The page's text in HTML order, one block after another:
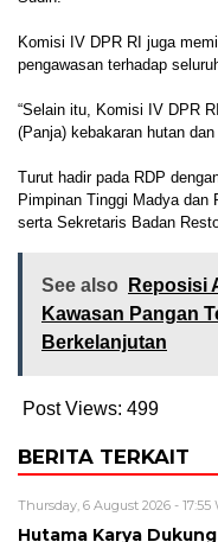
Komisi IV DPR RI juga
pengawasan terhadap
“Selain itu, Komisi IV DPR
(Panja) kebakaran hutan dan
Turut hadir pada RDP
Pimpinan Tinggi Madya dan
serta Sekretaris Badan
See also
Reposisi
Kawasan Pangan
Berkelanjutan
Post Views: 499
BERITA TERKAIT
Thursday, 6 August 2026 - 17:55
Hutama Karya